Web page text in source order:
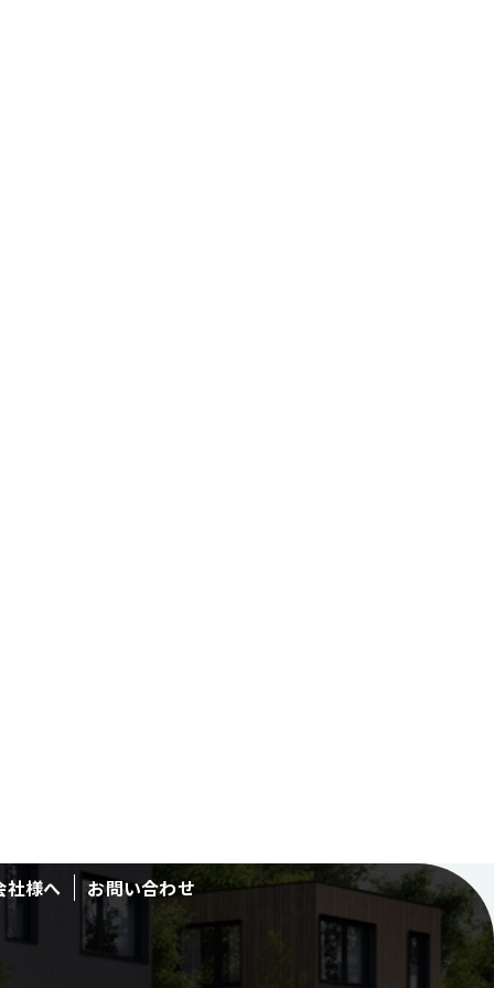
社様へ お問い合わせ